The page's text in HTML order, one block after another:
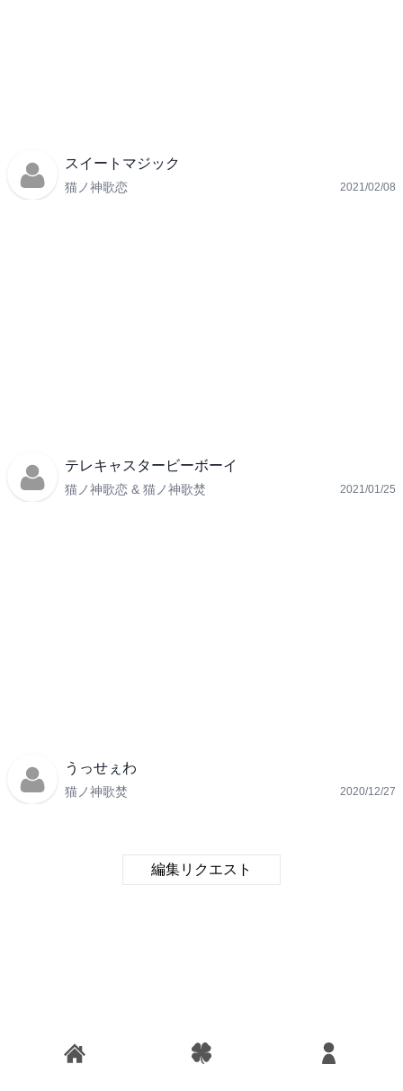
スイートマジック
猫ノ神歌恋 2021/02/08
テレキャスタービーボーイ
猫ノ神歌恋 & 猫ノ神歌焚 2021/01/25
うっせぇわ
猫ノ神歌焚 2020/12/27
編集リクエスト